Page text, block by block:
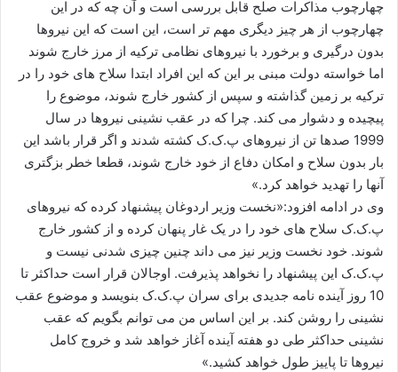
چهارچوب مذاکرات صلح قابل بررسی است و آن چه که در این
چهارچوب از هر چیز دیگری مهم تر است، این است که این نیروها
بدون درگیری و برخورد با نیروهای نظامی ترکیه از مرز خارج شوند
اما خواسته دولت مبنی بر این که این افراد ابتدا سلاح های خود را در
ترکیه بر زمین گذاشته و سپس از کشور خارج شوند، موضوع را
پیچیده و دشوار می کند. چرا که در عقب نشینی نیروها در سال
1999 صدها تن از نیروهای پ.ک.ک کشته شدند و اگر قرار باشد این
بار بدون سلاح و امکان دفاع از خود خارج شوند، قطعا خطر بزگتری
آنها را تهدید خواهد کرد.»
وی در ادامه افزود:«نخست وزیر اردوغان پیشنهاد کرده که نیروهای
پ.ک.ک سلاح های خود را در یک غار پنهان کرده و از کشور خارج
شوند. خود نخست وزیر نیز می داند چنین چیزی شدنی نیست و
پ.ک.ک این پیشنهاد را نخواهد پذیرفت. اوجالان قرار است حداکثر تا
10 روز آینده نامه جدیدی برای سران پ.ک.ک بنویسد و موضوع عقب
نشینی را روشن کند. بر این اساس من می توانم بگویم که عقب
نشینی حداکثر طی دو هفته آینده آغاز خواهد شد و خروج کامل
نیروها تا پاییز طول خواهد کشید.»